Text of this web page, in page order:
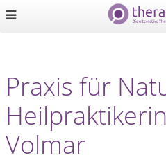
Praxis für
Volmar